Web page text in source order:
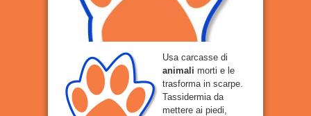
Usa carcasse di
animali morti e le
trasforma in scarpe.
Tassidermia da
mettere ai piedi,